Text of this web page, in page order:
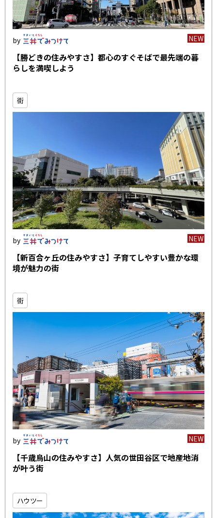
NEW
【勝どきの住みやすさ】都心のすぐそばで最先端の暮
らしを満喫しよう
街
NEW
【新百合ヶ丘の住みやすさ】子育てしやすい豊かな環
境が魅力の街
街
NEW
【千歳烏山の住みやすさ】人気の世田谷区で地産地消
が叶う街
ハウツー